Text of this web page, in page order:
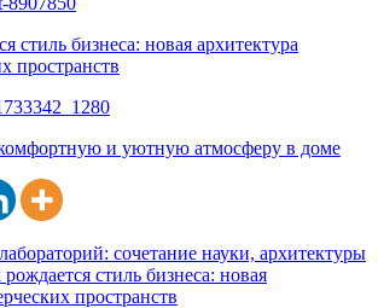
стиль бизнеса: новая архитектура
пространств
и уютную атмосферу в доме
сочетание науки, архитектуры
стиль бизнеса: новая
пространств